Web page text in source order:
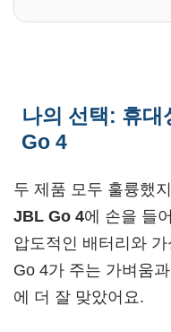
나의 선택: 휴
Go 4
두 제품 모두 훌륭했
JBL Go 4에 손을 들
압도적인 배터리와
Go 4가 주는 가벼움
에 더 잘 맞았어요.